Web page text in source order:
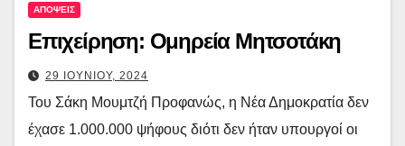
ΑΠΟΨΕΙΣ
Επιχείρηση: Ομηρεία Μητσοτάκη
29 ΙΟΥΝΙΟΥ, 2024
Του Σάκη Μουμτζή Προφανώς, η Νέα Δημοκρατία δεν
έχασε 1.000.000 ψήφους διότι δεν ήταν υπουργοί οι